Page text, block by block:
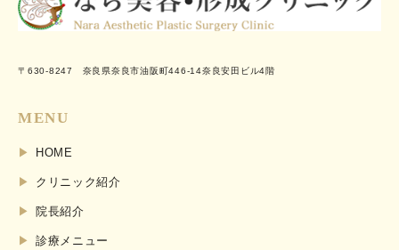
〒630-8247 奈良県奈良市油阪町446-14奈良安田ビル4階
MENU
HOME
クリニック紹介
院長紹介
診療メニュー